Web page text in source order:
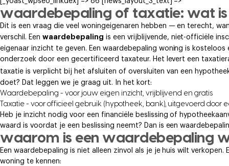
waardebepaling of taxatie: wat is
Dit is een vraag die veel woningeigenaren hebben — en terecht,
verschil. Een waardebepaling is een vrijblijvende, niet-officiële
eigenaar inzicht te geven. Een waardebepaling woning is
onderzoek door een gecertificeerd taxateur. Het levert een
taxatie is verplicht bij het afsluiten of oversluiten van een
doet? Dat leggen we je graag uit. In het kort:
Waardebepaling - voor jouw eigen inzicht, vrijblijvend en gratis
Taxatie - voor officieel gebruik (hypotheek, bank), uitgevoerd
Heb je inzicht nodig voor een financiële beslissing of
waard is voordat je een beslissing neemt? Dan is een
waarom is een waardebepaling
Een waardebepaling is niet alleen zinvol als je je huis wilt
woning te kennen: